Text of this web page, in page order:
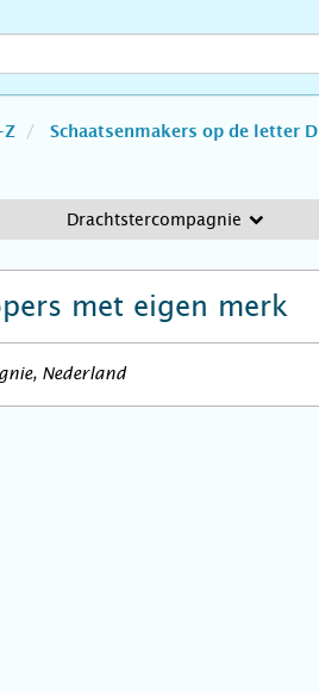
Z Schaatsenmakers op de letter D
Drachtstercompagnie
met eigen merk
Nederland